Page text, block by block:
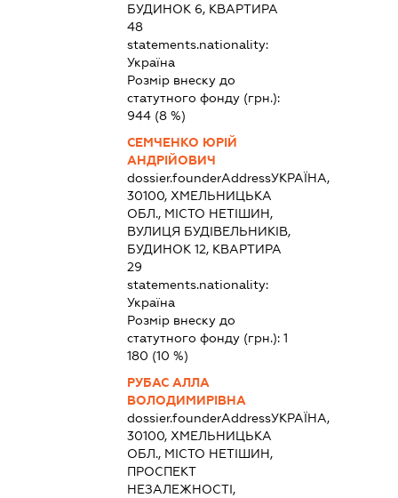
БУДИНОК 6, КВАРТИРА
48
statements.nationality:
Україна
Розмір внеску до
статутного фонду (грн.):
944 (8 %)
СЕМЧЕНКО ЮРІЙ
АНДРІЙОВИЧ
dossier.founderAddressУКРАЇНА,
30100, ХМЕЛЬНИЦЬКА
ОБЛ., МІСТО НЕТІШИН,
ВУЛИЦЯ БУДІВЕЛЬНИКІВ,
БУДИНОК 12, КВАРТИРА
29
statements.nationality:
Україна
Розмір внеску до
статутного фонду (грн.):1
180 (10 %)
РУБАС АЛЛА
ВОЛОДИМИРІВНА
dossier.founderAddressУКРАЇНА,
30100, ХМЕЛЬНИЦЬКА
ОБЛ., МІСТО НЕТІШИН,
ПРОСПЕКТ
НЕЗАЛЕЖНОСТІ,